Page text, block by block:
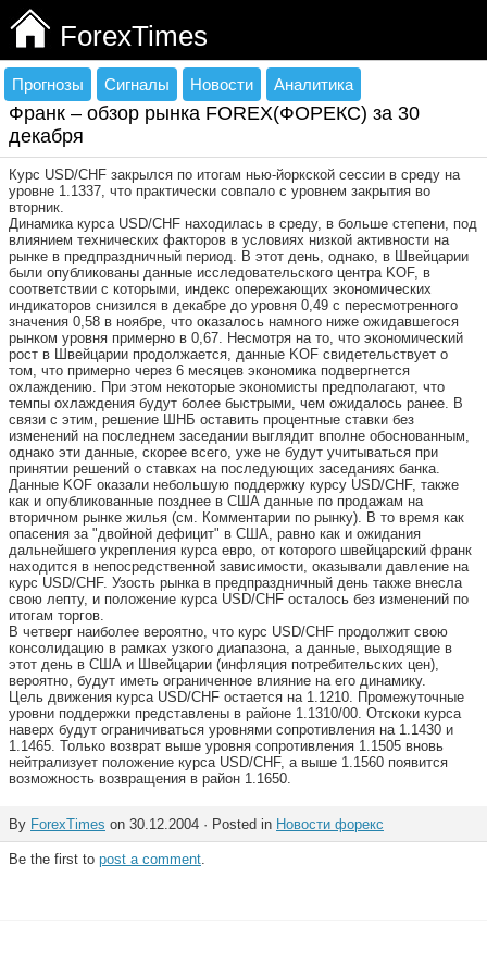
ForexTimes
Прогнозы Сигналы Новости Аналитика
Франк – обзор рынка FOREX(ФОРЕКС) за 30
декабря
Курс USD/CHF закрылся по итогам нью-йоркской сессии в среду на
уровне 1.1337, что практически совпало с уровнем закрытия во
вторник.
Динамика курса USD/CHF находилась в среду, в больше степени, под
влиянием технических факторов в условиях низкой активности на
рынке в предпраздничный период. В этот день, однако, в Швейцарии
были опубликованы данные исследовательского центра KOF, в
соответствии с которыми, индекс опережающих экономических
индикаторов снизился в декабре до уровня 0,49 с пересмотренного
значения 0,58 в ноябре, что оказалось намного ниже ожидавшегося
рынком уровня примерно в 0,67. Несмотря на то, что экономический
рост в Швейцарии продолжается, данные KOF свидетельствует о
том, что примерно через 6 месяцев экономика подвергнется
охлаждению. При этом некоторые экономисты предполагают, что
темпы охлаждения будут более быстрыми, чем ожидалось ранее. В
связи с этим, решение ШНБ оставить процентные ставки без
изменений на последнем заседании выглядит вполне обоснованным,
однако эти данные, скорее всего, уже не будут учитываться при
принятии решений о ставках на последующих заседаниях банка.
Данные KOF оказали небольшую поддержку курсу USD/CHF, также
как и опубликованные позднее в США данные по продажам на
вторичном рынке жилья (см. Комментарии по рынку). В то время как
опасения за "двойной дефицит" в США, равно как и ожидания
дальнейшего укрепления курса евро, от которого швейцарский франк
находится в непосредственной зависимости, оказывали давление на
курс USD/CHF. Узость рынка в предпраздничный день также внесла
свою лепту, и положение курса USD/CHF осталось без изменений по
итогам торгов.
В четверг наиболее вероятно, что курс USD/CHF продолжит свою
консолидацию в рамках узкого диапазона, а данные, выходящие в
этот день в США и Швейцарии (инфляция потребительских цен),
вероятно, будут иметь ограниченное влияние на его динамику.
Цель движения курса USD/CHF остается на 1.1210. Промежуточные
уровни поддержки представлены в районе 1.1310/00. Отскоки курса
наверх будут ограничиваться уровнями сопротивления на 1.1430 и
1.1465. Только возврат выше уровня сопротивления 1.1505 вновь
нейтрализует положение курса USD/CHF, а выше 1.1560 появится
возможность возвращения в район 1.1650.
By ForexTimes on 30.12.2004 · Posted in Новости форекс
Be the first to post a comment.